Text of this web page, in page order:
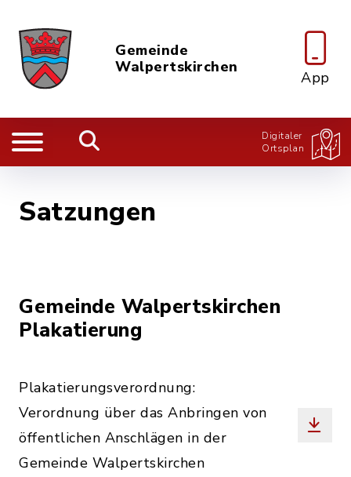
Gemeinde
Walpertskirchen
App
Digitaler
Ortsplan
Satzungen
Gemeinde Walpertskirchen
Plakatierung
Plakatierungsverordnung:
Verordnung über das Anbringen von
öffentlichen Anschlägen in der
Gemeinde Walpertskirchen